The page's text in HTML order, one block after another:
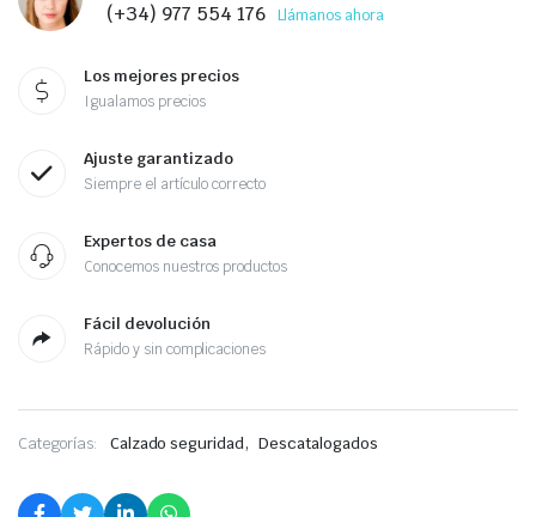
(+34) 977 554 176 Llámanos ahora
Los mejores precios
Igualamos precios
Ajuste garantizado
Siempre el artículo correcto
Expertos de casa
Conocemos nuestros productos
Fácil devolución
Rápido y sin complicaciones
Categorías: Calzado seguridad, Descatalogados